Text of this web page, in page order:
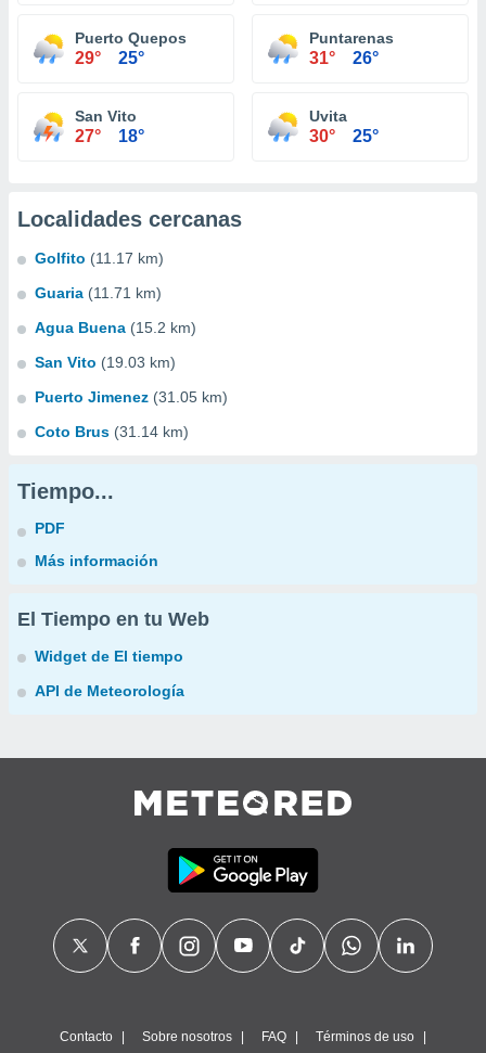
Puerto Quepos
29° 25°
Puntarenas
31° 26°
San Vito
27° 18°
Uvita
30° 25°
Localidades cercanas
Golfito (11.17 km)
Guaria (11.71 km)
Agua Buena (15.2 km)
San Vito (19.03 km)
Puerto Jimenez (31.05 km)
Coto Brus (31.14 km)
Tiempo...
PDF
Más información
El Tiempo en tu Web
Widget de El tiempo
API de Meteorología
Contacto Sobre nosotros FAQ Términos de uso